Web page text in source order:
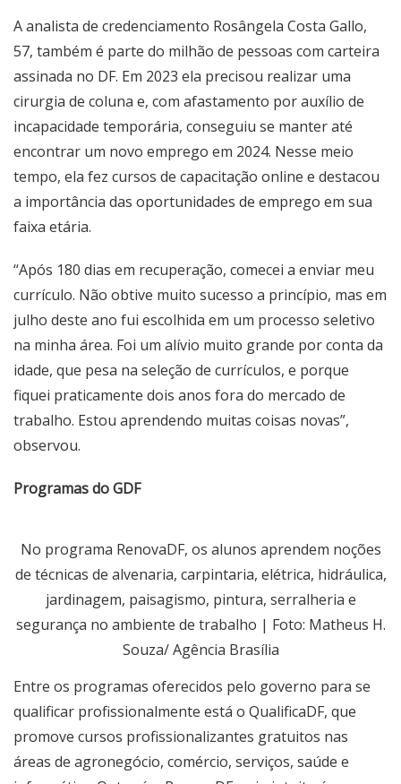
A analista de credenciamento Rosângela Costa Gallo,
57, também é parte do milhão de pessoas com carteira
assinada no DF. Em 2023 ela precisou realizar uma
cirurgia de coluna e, com afastamento por auxílio de
incapacidade temporária, conseguiu se manter até
encontrar um novo emprego em 2024. Nesse meio
tempo, ela fez cursos de capacitação online e destacou
a importância das oportunidades de emprego em sua
faixa etária.
“Após 180 dias em recuperação, comecei a enviar meu
currículo. Não obtive muito sucesso a princípio, mas em
julho deste ano fui escolhida em um processo seletivo
na minha área. Foi um alívio muito grande por conta da
idade, que pesa na seleção de currículos, e porque
fiquei praticamente dois anos fora do mercado de
trabalho. Estou aprendendo muitas coisas novas”,
observou.
Programas do GDF
No programa RenovaDF, os alunos aprendem noções
de técnicas de alvenaria, carpintaria, elétrica, hidráulica,
jardinagem, paisagismo, pintura, serralheria e
segurança no ambiente de trabalho | Foto: Matheus H.
Souza/ Agência Brasília
Entre os programas oferecidos pelo governo para se
qualificar profissionalmente está o QualificaDF, que
promove cursos profissionalizantes gratuitos nas
áreas de agronegócio, comércio, serviços, saúde e